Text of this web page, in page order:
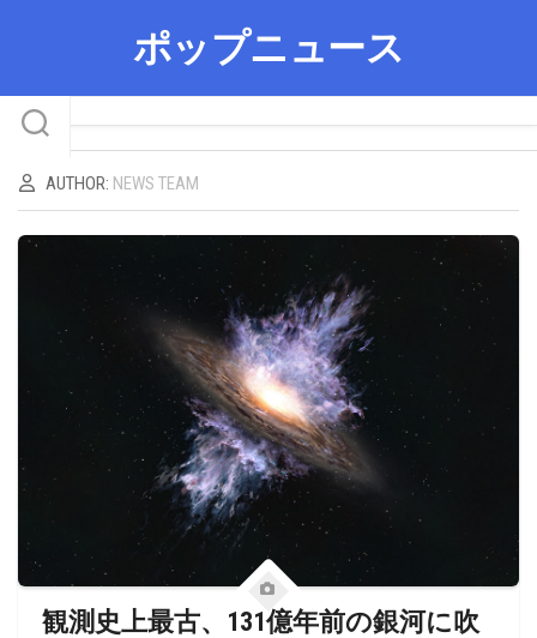
ポップニュース
AUTHOR: NEWS TEAM
観測史上最古、131億年前の銀河に吹